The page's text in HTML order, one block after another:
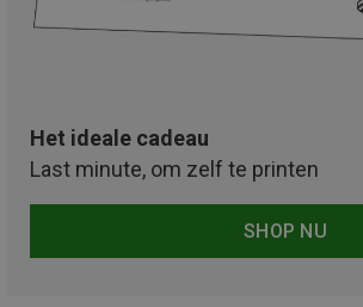
Het ideale cadeau
Last minute, om zelf te printen
SHOP NU